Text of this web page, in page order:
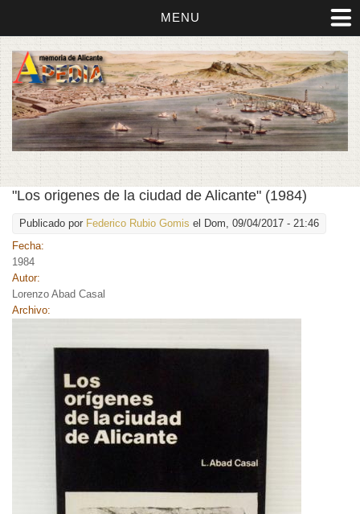
MENU
"Los origenes de la ciudad de Alicante" (1984)
Publicado por Federico Rubio Gomis el Dom, 09/04/2017 - 21:46
Fecha:
1984
Autor:
Lorenzo Abad Casal
Archivo: